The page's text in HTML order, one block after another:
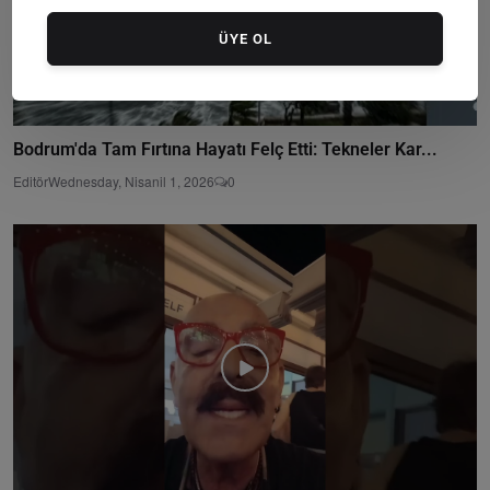
Bodrum'da Tam Fırtına Hayatı Felç Etti: Tekneler Kar...
EditörWednesday, Nisanil 1, 2026 0
ÜYE OL